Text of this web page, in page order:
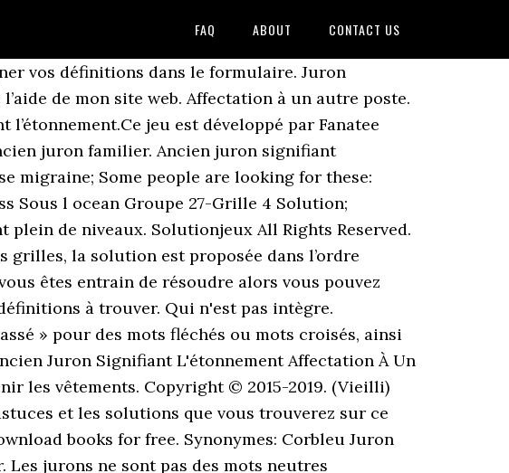
FAQ ABOUT CONTACT US
la grille des mots croisés, les mots sont à trouver à partir de leurs définitions. Si vous avez besoin d'aide pour résoudre un casse-tête spécifique, laissez votre commentaire ci-dessous. Solutions pour Expression marquant l'étonnement en 5 à 8 lettres pour vos grilles de mots croisés et mots fléchés dans le dictionnaire. Codycross Ancien juron signifiant l'étonnement Solution est disponible ici. Ancien juron. Crénom. Affectation à un autre poste. Si vous cherchez des réponses, alors vous êtes dans le bon sujet. Pilote japonais qui pratiquait l'attaque suicide La spécialité d'Aix-en-Provence Pamela __ a joué dans Alerte à Malibu Qui n'est pas intègre Elément en tissu destiné à retenir les vêtements Fleur à la surface de l'eau cousine du Lotus Essence pour avion Musique et danse du sud de l'Espagne Ancien juron signifiant … Mal de tête intense. Amateur des jeux d'escape, d'énigmes et de quizz. Comme vous avez choisi notre site Web pour trouver la réponse à cette étape du jeu, vous ne serez pas déçu. qui marquent l'étonnement (θαυμάζω), la satisfaction (αγαπώ), la honte, ou la confusion (αισχυνομαι, αισχρον εστίν), l'indignation ou le mécontentement (αγανακτώ, βαρέως ou χαλεπως φέρω, λυ­πεί με), etc. Tous les droits de propriété intellectuelle, marques commerciales et documents protégés par le droit d’auteur appartiennent à leurs développeurs respectifs. C’est tout ce qu’il y a à dire pour le moment. En effet, nous avons préparé les solutions de CodyCross Ancien juron signifiant l’étonnement. Ancien juron signifiant l'étonnement CodyCross Tout comme vous, nous aimons jouer au jeu CodyCross. À travers les astuces et les solutions que vous trouverez sur ce site, vous pourrez transmettre chaque indice de mots croisés. 5. C’est la tant attendue version Française du jeu. Essence pour avion. Element signifiant ancien. Ancien juron signifiant l'étonnement. Ancien juron pour exprimer l impatience. Ancien juron signifiant l'étonnement [ Codycross Solution ] Bonjour, Comme vous avez choisi notre site Web pour trouver la réponse à cette étape du jeu, vous ne serez pas déçu. Ici vous trouvez la solution exacte à CodyCross Ancien Juron Signifiant L'étonnement pour continuer dans le paquet Sous L Ocean Groupe 27 Grille 4. Laissez ce champ vide si vous êtes humain : Home; Mes catégories. Recherche - Solution. Ancien juron signifiant l'étonnement Solution Cette page vous aidera à trouver toutes les solution de CodyCross à tous les niveaux. Find books Solution Codycross Sous l’océan Groupe 27 Grille 4, Braindom 2 Niveau 320 [ Solution complète ], Braindom 2 Niveau 319 [ Solution complète ], Braindom 2 Niveau 318 [ Solution complète ]. Avec ce site, vous n'aurez besoin d'aucune autre aide pour passer une tâche ou un niveau difficile, mais plutôt des CodyCross Ancien juron signifiant l'étonnement réponses , des solutions supplémentaires et des trucs et astuces utiles . Juron ancien. Juron d'antan. Comme vous avez choisi notre site Web pour trouver la réponse à cette étape du jeu, vous ne serez pas déçu. Juron: Bon dieu ! Ancien juron signifiant l'étonnement. Marque l’étonnement, la surprise ou l’incrédulité, voire le doute. En effet, nous avons préparé les solutions de CodyCross Ancien juron signifiant l'étonnement. hecyra est hvic nomen fabvlae haec cvm data est 1 L'original grec de cette pièce passe pour être d'Apollodore, en effet, elle-même et le Phormion passent pour avoir été traduites du même auteur, alors que les q